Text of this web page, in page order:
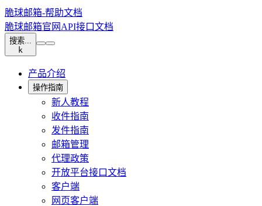
脆球邮箱-帮助文档
脆球邮箱官网 API接口文档
搜索...
k
产品介绍
操作指南
新人教程
收件指南
发件指南
邮箱管理
代理政策
开放平台接口文档
客户端
网页客户端